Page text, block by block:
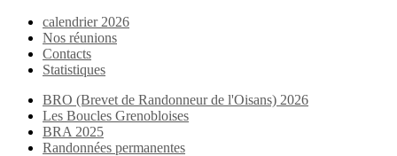
calendrier 2026
Nos réunions
Contacts
Statistiques
BRO (Brevet de Randonneur de l'Oisans) 2026
Les Boucles Grenobloises
BRA 2025
Randonnées permanentes